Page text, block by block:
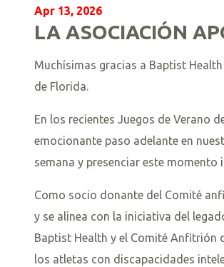
Apr 13, 2026
LA ASOCIACIÓN
Muchísimas gracias a Baptist
de Florida.
En los recientes Juegos de Verano
emocionante paso adelante en
semana y presenciar este momento
Como socio donante del Comité
y se alinea con la iniciativa del
Baptist Health y el Comité Anfitrión
los atletas con discapacidades